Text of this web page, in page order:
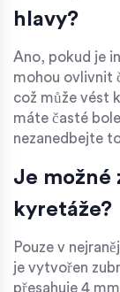
hlavy?
Ano, pokud je
mohou ovlivnit
což může vést
máte časté
nezanedbejte
Je možné
kyretáže?
Pouze v
je vytvořen
přesahuje 4